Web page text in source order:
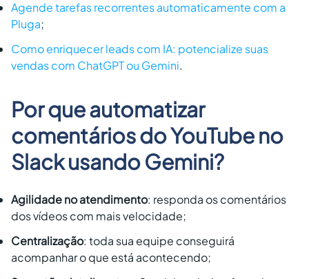
Agende tarefas recorrentes automaticamente com a
Pluga;
Como enriquecer leads com IA: potencialize suas
vendas com ChatGPT ou Gemini.
Por que automatizar
comentários do YouTube no
Slack usando Gemini?
Agilidade no atendimento: responda os comentários
dos vídeos com mais velocidade;
Centralização: toda sua equipe conseguirá
acompanhar o que está acontecendo;